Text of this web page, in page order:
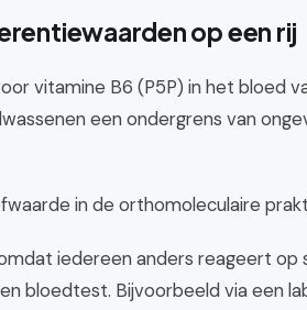
op een rij
vitamine B6 (P5P) in het bloed
een ondergrens van
in de orthomoleculaire
iedereen anders reageert
bloedtest. Bijvoorbeeld via een